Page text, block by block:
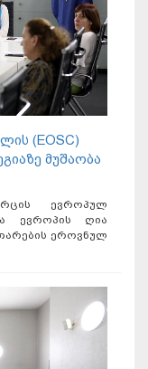
(EOSC)
მუშაობა
ევროპულ
ევროპის ღია
ეროვნულ